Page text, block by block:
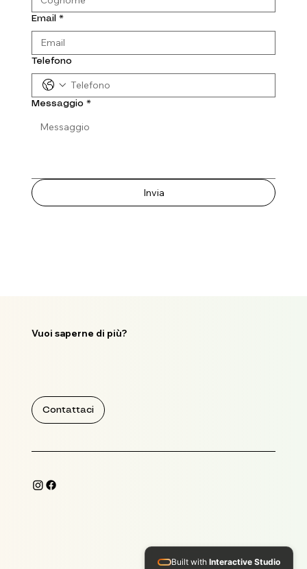
Email *
Telefono
Messaggio *
Invia
Vuoi saperne di più?
Contattaci
Built with Interactive Studio